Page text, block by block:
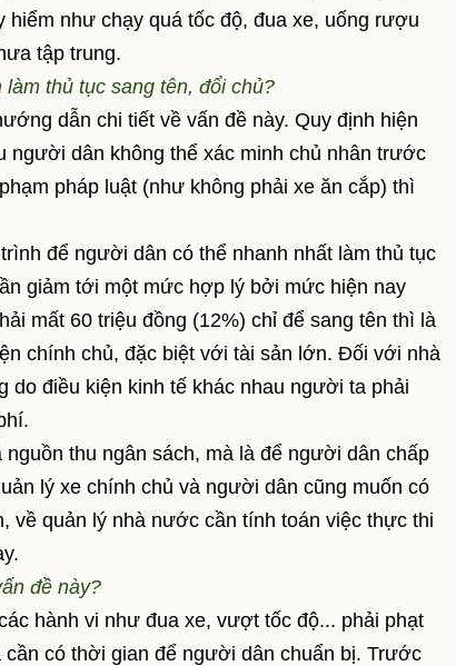
như chạy quá tốc độ, đua xe, uống rượu
tập trung.
thủ tục sang tên, đổi chủ?
dẫn chi tiết về vấn đề này. Quy định hiện
người dân không thể xác minh chủ nhân trước
pháp luật (như không phải xe ăn cắp) thì
để người dân có thể nhanh nhất làm thủ tục
giảm tới một mức hợp lý bởi mức hiện nay
mất 60 triệu đồng (12%) chỉ để sang tên thì là
chính chủ, đặc biệt với tài sản lớn. Đối với nhà
do điều kiện kinh tế khác nhau người ta phải
thu ngân sách, mà là để người dân chấp
lý xe chính chủ và người dân cũng muốn có
về quản lý nhà nước cần tính toán việc thực thi
đề này?
hành vi như đua xe, vượt tốc độ... phải phạt
có thời gian để người dân chuẩn bị. Trước